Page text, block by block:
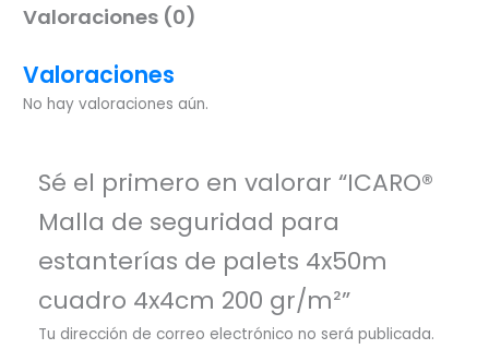
Valoraciones (0)
Valoraciones
No hay valoraciones aún.
Sé el primero en valorar “ICARO®
Malla de seguridad para
estanterías de palets 4x50m
cuadro 4x4cm 200 gr/m²”
Tu dirección de correo electrónico no será publicada.